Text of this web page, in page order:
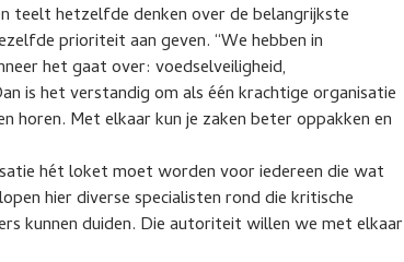
teelt hetzelfde denken over de belangrijkste
prioriteit aan geven. “We hebben in
het gaat over: voedselveiligheid,
is het verstandig om als één krachtige organisatie
horen. Met elkaar kun je zaken beter oppakken en
hét loket moet worden voor iedereen die wat
hier diverse specialisten rond die kritische
kunnen duiden. Die autoriteit willen we met elkaar